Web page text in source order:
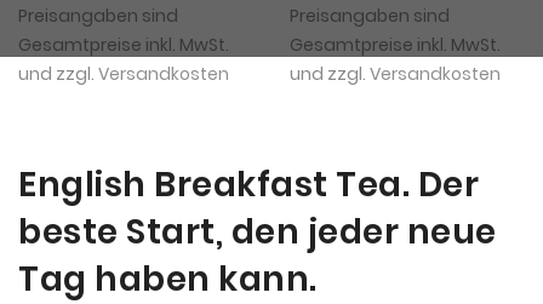
Preisangaben sind
Gesamtpreise inkl. MwSt.
und zzgl. Versandkosten
Preisangaben sind
Gesamtpreise inkl. MwSt.
und zzgl. Versandkosten
English Breakfast Tea. Der
beste Start, den jeder neue
Tag haben kann.